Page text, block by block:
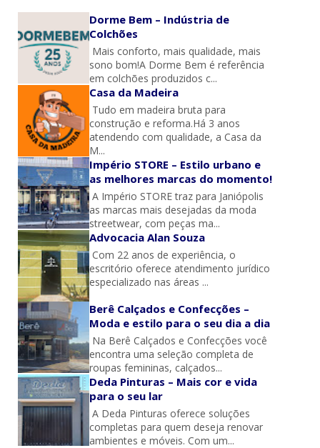
Dorme Bem – Indústria de
Colchões
Mais conforto, mais qualidade, mais
sono bom!A Dorme Bem é referência
em colchões produzidos c...
Casa da Madeira
Tudo em madeira bruta para
construção e reforma.Há 3 anos
atendendo com qualidade, a Casa da
M...
Império STORE – Estilo urbano e
as melhores marcas do momento!
A Império STORE traz para Janiópolis
as marcas mais desejadas da moda
streetwear, com peças ma...
Advocacia Alan Souza
Com 22 anos de experiência, o
escritório oferece atendimento jurídico
especializado nas áreas ...
Berê Calçados e Confecções –
Moda e estilo para o seu dia a dia
Na Berê Calçados e Confecções você
encontra uma seleção completa de
roupas femininas, calçados...
Deda Pinturas – Mais cor e vida
para o seu lar
A Deda Pinturas oferece soluções
completas para quem deseja renovar
ambientes e móveis. Com um...